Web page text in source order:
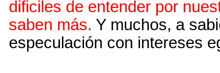
dificiles de entender por
saben más. Y muchos, a
especulación con intereses